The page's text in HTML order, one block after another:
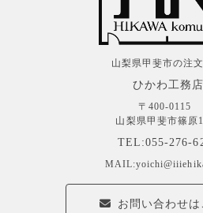
山梨県甲斐市の注
ひかわ工務店
〒400-0115
山梨県甲斐市篠原
TEL:055-276-
お問い合わせは